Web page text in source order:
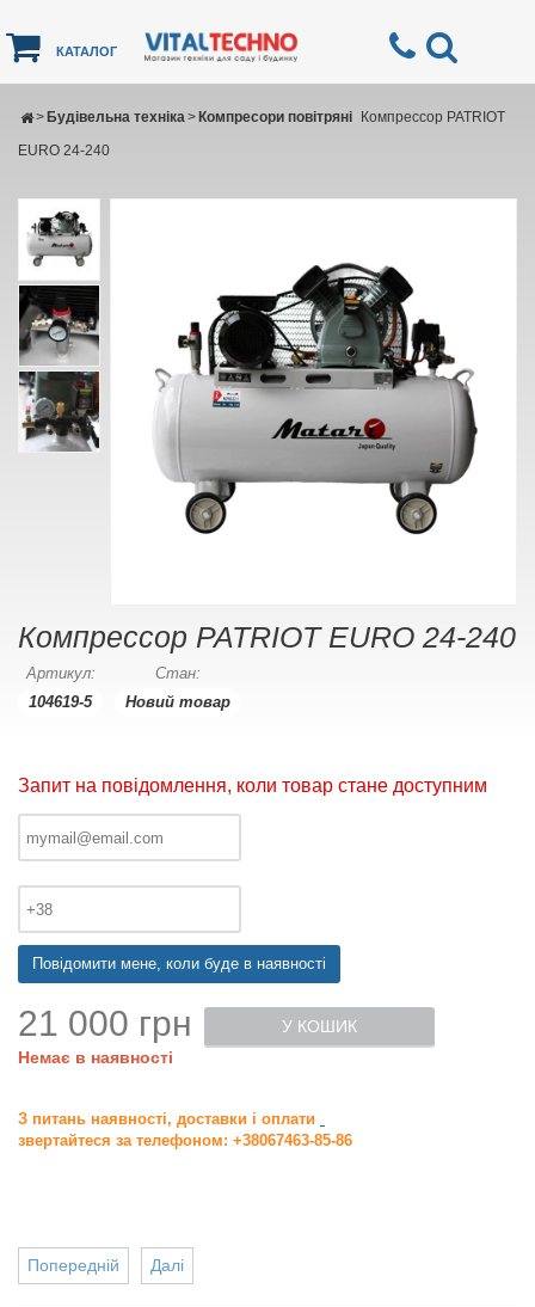
КАТАЛОГ
Будівельна техніка
> Компресори повітряні
>
Компрессор PATRIOT
EURO 24-240
Компрессор PATRIOT EURO 24-240
Артикул:
104619-5
Стан:
Новий товар
Запит на повідомлення, коли товар стане доступним
Повідомити мене, коли буде в наявності
21 000 грн
Немає в наявності
У КОШИК
З питань наявності, доставки і оплати
звертайтеся за телефоном: +38067463-85-86
Далі
Попередній